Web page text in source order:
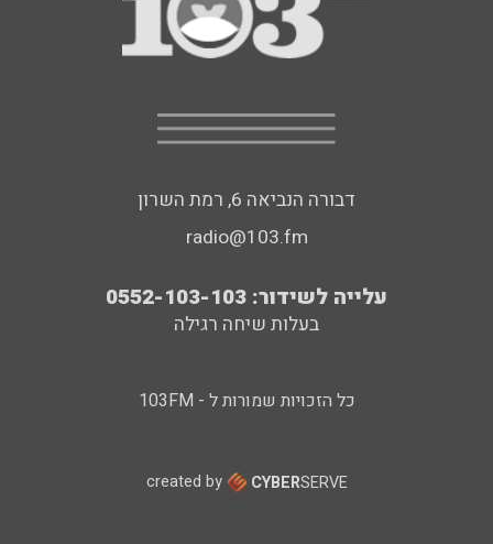
דבורה הנביאה 6, רמת השרון
radio@103.fm
עלייה לשידור: 0552-103-103
בעלות שיחה רגילה
כל הזכויות שמורות ל - 103FM
created by CYBERSERVE